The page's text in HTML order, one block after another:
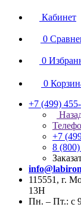
Кабинет
0
0
0
+7 (499)
+7
8 (800)
115551, г.
13Н
Пн. – Пт.: с